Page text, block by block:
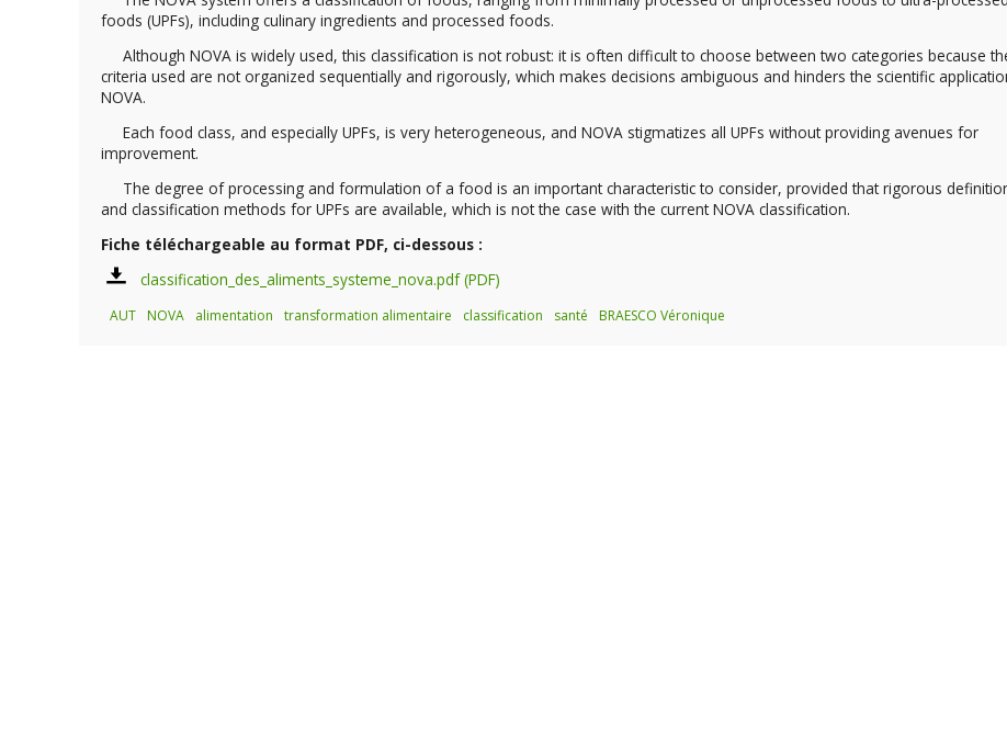
foods (UPFs), including culinary ingredients and processed foods.
Although NOVA is widely used, this classification is not robust: it is often difficult to choose between two categories because
criteria used are not organized sequentially and rigorously, which makes decisions ambiguous and hinders the scientific
NOVA.
Each food class, and especially UPFs, is very heterogeneous, and NOVA stigmatizes all UPFs without providing avenues for
improvement.
The degree of processing and formulation of a food is an important characteristic to consider, provided that rigorous
and classification methods for UPFs are available, which is not the case with the current NOVA classification.
Fiche téléchargeable au format PDF, ci-dessous :
classification_des_aliments_systeme_nova.pdf
AUT NOVA alimentation transformation alimentaire classification santé BRAESCO Véronique